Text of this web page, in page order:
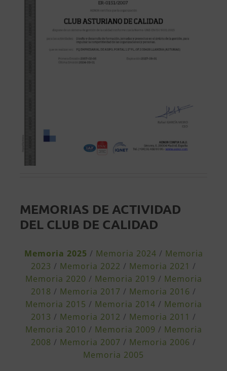
MEMORIAS DE ACTIVIDAD
DEL CLUB DE CALIDAD
Memoria 2025 / Memoria 2024 / Memoria
2023 / Memoria 2022 / Memoria 2021 /
Memoria 2020 / Memoria 2019 / Memoria
2018 / Memoria 2017 / Memoria 2016 /
Memoria 2015 / Memoria 2014 / Memoria
2013 / Memoria 2012 / Memoria 2011 /
Memoria 2010 / Memoria 2009 / Memoria
2008 / Memoria 2007 / Memoria 2006 /
Memoria 2005